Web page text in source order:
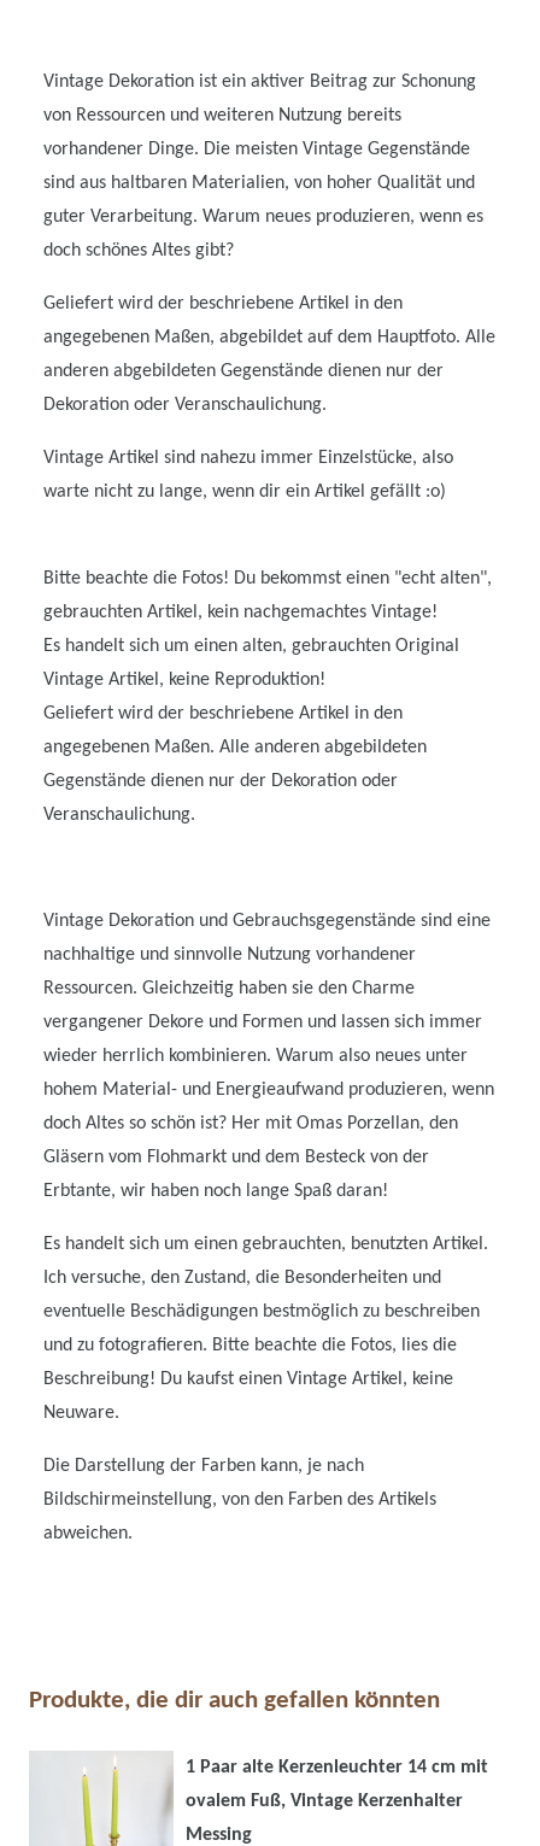
Vintage Dekoration ist ein aktiver Beitrag zur Schonung
von Ressourcen und weiteren Nutzung bereits
vorhandener Dinge. Die meisten Vintage Gegenstände
sind aus haltbaren Materialien, von hoher Qualität und
guter Verarbeitung. Warum neues produzieren, wenn es
doch schönes Altes gibt?
Geliefert wird der beschriebene Artikel in den
angegebenen Maßen, abgebildet auf dem Hauptfoto. Alle
anderen abgebildeten Gegenstände dienen nur der
Dekoration oder Veranschaulichung.
Vintage Artikel sind nahezu immer Einzelstücke, also
warte nicht zu lange, wenn dir ein Artikel gefällt :o)
Bitte beachte die Fotos! Du bekommst einen "echt alten",
gebrauchten Artikel, kein nachgemachtes Vintage!
Es handelt sich um einen alten, gebrauchten Original
Vintage Artikel, keine Reproduktion!
Geliefert wird der beschriebene Artikel in den
angegebenen Maßen. Alle anderen abgebildeten
Gegenstände dienen nur der Dekoration oder
Veranschaulichung.
Vintage Dekoration und Gebrauchsgegenstände sind eine
nachhaltige und sinnvolle Nutzung vorhandener
Ressourcen. Gleichzeitig haben sie den Charme
vergangener Dekore und Formen und lassen sich immer
wieder herrlich kombinieren. Warum also neues unter
hohem Material- und Energieaufwand produzieren, wenn
doch Altes so schön ist? Her mit Omas Porzellan, den
Gläsern vom Flohmarkt und dem Besteck von der
Erbtante, wir haben noch lange Spaß daran!
Es handelt sich um einen gebrauchten, benutzten Artikel.
Ich versuche, den Zustand, die Besonderheiten und
eventuelle Beschädigungen bestmöglich zu beschreiben
und zu fotografieren. Bitte beachte die Fotos, lies die
Beschreibung! Du kaufst einen Vintage Artikel, keine
Neuware.
Die Darstellung der Farben kann, je nach
Bildschirmeinstellung, von den Farben des Artikels
abweichen.
Produkte, die dir auch gefallen könnten
1 Paar alte Kerzenleuchter 14 cm mit
ovalem Fuß, Vintage Kerzenhalter
Messing